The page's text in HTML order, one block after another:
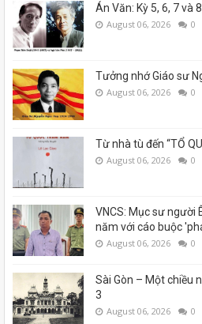
Án Văn: Kỳ 5, 6, 7 và 8
August 06, 2026 0
Tưởng nhớ Giáo sư
August 06, 2026 0
Từ nhà tù đến “TỔ
August 06, 2026 0
VNCS: Mục sư người
năm với cáo buộc
August 06, 2026 0
Sài Gòn – Một chiều
3
August 06, 2026 0